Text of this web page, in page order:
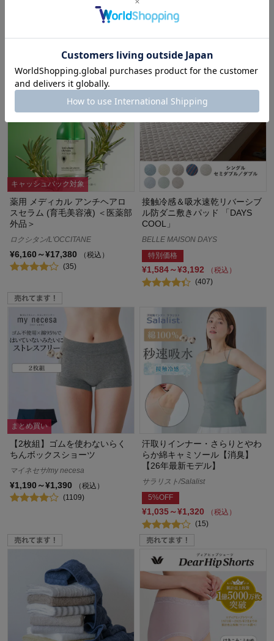
（税込）
10%OFF
(996)
キャッシュバック対象
薬用 メディカル アンチヘアロ
スセラム (育毛美容液) ＜医薬部
外品＞
ロクシタン/L'OCCITANE
¥6,160～¥17,380
（税込）
(35)
接触冷感＆吸水速乾リバーシブ
ル防ダニ敷きパッド 「DAYS
COOL」
BELLE MAISON DAYS
特別価格
¥1,584～¥3,192
（税込）
(407)
まとめ買い
【2枚組】ゴムを使わないらく
ちんボックスショーツ
マイネセサ/my necesa
¥1,190～¥1,390
（税込）
(1109)
汗取りインナー・さらりとやわ
らか綿キャミソール【消臭】
【26年最新モデル】
サラリスト/Salalist
5%OFF
¥1,035～¥1,320
（税込）
(15)